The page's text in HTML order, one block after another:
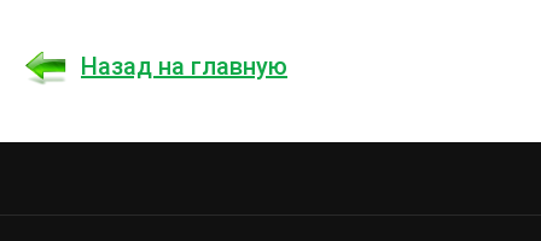
Назад на главную